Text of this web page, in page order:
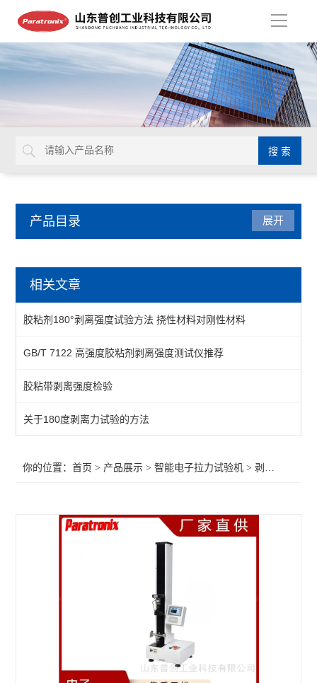
导
产品目录
质构仪
万能材料试验机
湿抗张强度测试仪
穿刺力测试
剪切力测试仪
展开
相关文章
胶粘剂180°剥离强度试验方法 挠性材料对刚性材料
GB/T 7122 高强度胶粘剂剥离强度测试仪推荐
胶粘带剥离强度检验
关于180度剥离力试验的方法
你的位置：首页 > 产品展示 >智能电子拉力试验机 >剥离强度试验机